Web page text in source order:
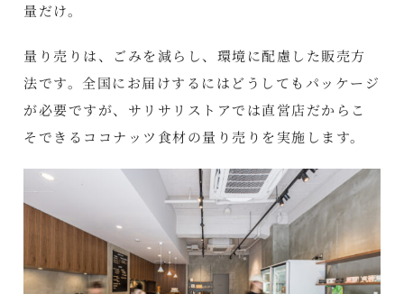
量だけ。
量り売りは、ごみを減らし、環境に配慮した販売方
法です。全国にお届けするにはどうしてもパッケージ
が必要ですが、サリサリストアでは直営店だからこ
そできるココナッツ食材の量り売りを実施します。